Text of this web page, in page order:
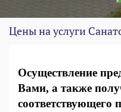
Цены на услуги
Осуществление
Вами, а также
соответствующего